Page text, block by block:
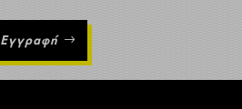
Εγγραφή